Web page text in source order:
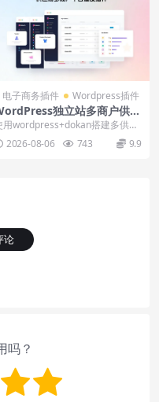
电子商务插件 Wordpress插件
独立站多商户供应
平台插件Dokan Pro下载和
用视频
用wordpress+dokan搭建多供应
多商户系统平台，支持商家入
，商家...
2026-08-06 743 9.9
论
吗？